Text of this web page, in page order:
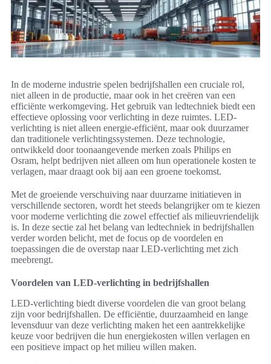
In de moderne industrie spelen bedrijfshallen een cruciale rol,
niet alleen in de productie, maar ook in het creëren van een
efficiënte werkomgeving. Het gebruik van ledtechniek biedt een
effectieve oplossing voor verlichting in deze ruimtes. LED-
verlichting is niet alleen energie-efficiënt, maar ook duurzamer
dan traditionele verlichtingssystemen. Deze technologie,
ontwikkeld door toonaangevende merken zoals Philips en
Osram, helpt bedrijven niet alleen om hun operationele kosten te
verlagen, maar draagt ook bij aan een groene toekomst.
Met de groeiende verschuiving naar duurzame initiatieven in
verschillende sectoren, wordt het steeds belangrijker om te kiezen
voor moderne verlichting die zowel effectief als milieuvriendelijk
is. In deze sectie zal het belang van ledtechniek in bedrijfshallen
verder worden belicht, met de focus op de voordelen en
toepassingen die de overstap naar LED-verlichting met zich
meebrengt.
Voordelen van LED-verlichting in bedrijfshallen
LED-verlichting biedt diverse voordelen die van groot belang
zijn voor bedrijfshallen. De efficiëntie, duurzaamheid en lange
levensduur van deze verlichting maken het een aantrekkelijke
keuze voor bedrijven die hun energiekosten willen verlagen en
een positieve impact op het milieu willen maken.